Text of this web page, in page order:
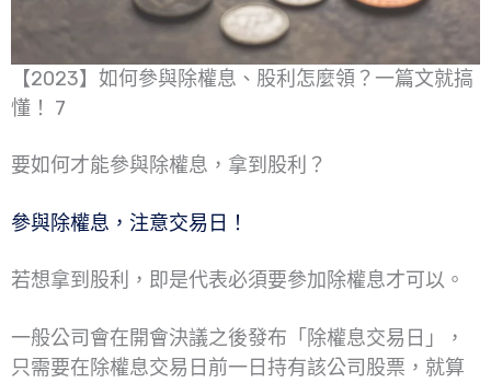
【2023】如何參與除權息、股利怎麼領？一篇文就搞
懂！ 7
要如何才能參與除權息，拿到股利？
參與除權息，注意交易日！
若想拿到股利，即是代表必須要參加除權息才可以。
一般公司會在開會決議之後發布「除權息交易日」，
只需要在除權息交易日前一日持有該公司股票，就算